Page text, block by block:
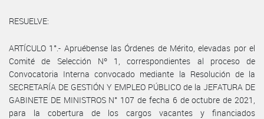
RESUELVE:
ARTÍCULO 1°.- Apruébense las Órdenes de Mérito, elevadas por el
Comité de Selección Nº 1, correspondientes al proceso de
Convocatoria Interna convocado mediante la Resolución de la
SECRETARÍA DE GESTIÓN Y EMPLEO PÚBLICO de la JEFATURA DE
GABINETE DE MINISTROS N° 107 de fecha 6 de octubre de 2021,
para la cobertura de los cargos vacantes y financiados